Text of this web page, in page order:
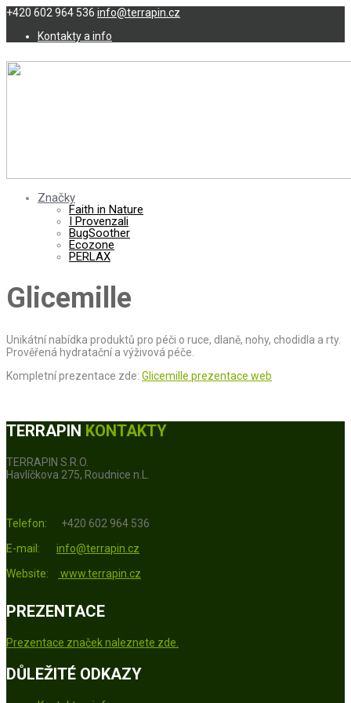
+420 602 964 536 info@terrapin.cz
Kontakty a info
Značky
Faith in Nature
I Provenzali
BugSoother
Ecozone
PERLAX
Glicemille
Unikátní nabídka produktů pro péči o ruce, dlaně, nohy, chodidla a rty.
Prověřená hydratační a výživová péče.
Kompletní prezentace zde: Glicemille prezentace web
TERRAPIN KONTAKTY
TERRAPIN S.R.O.
Havlíčkova 275, Roudnice n.L.
Telefon: +420 602 964 536
E-mail:
info@terrapin.cz
Website:
www.terrapin.cz
PREZENTACE
Prezentace značek naleznete zde.
DŮLEŽITÉ ODKAZY